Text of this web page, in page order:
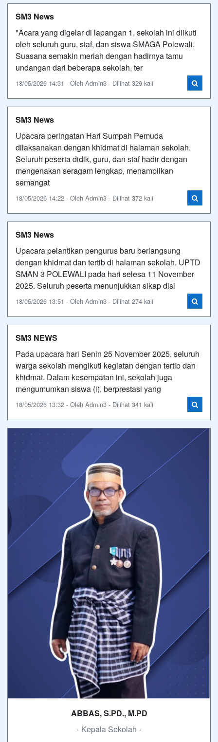
SM3 News
"Acara yang digelar di lapangan 1, sekolah ini diikuti
oleh seluruh guru, staf, dan siswa SMAGA Polewali.
Suasana semakin meriah dengan hadirnya tamu
undangan dari beberapa sekolah, ter
18/05/2026 14:31 - Oleh Admin3 - Dilihat 329 kali
SM3 News
Upacara peringatan Hari Sumpah Pemuda
dilaksanakan dengan khidmat di halaman sekolah.
Seluruh peserta didik, guru, dan staf hadir dengan
mengenakan seragam lengkap, menampilkan
semangat
18/05/2026 14:22 - Oleh Admin3 - Dilihat 372 kali
SM3 News
Upacara pelantikan pengurus baru berlangsung
dengan khidmat dan tertib di halaman sekolah. UPTD
SMAN 3 POLEWALI pada hari selesa 11 November
2025. Seluruh peserta menunjukkan sikap disi
18/05/2026 13:51 - Oleh Admin3 - Dilihat 274 kali
SM3 NEWS
Pada upacara hari Senin 25 November 2025, seluruh
warga sekolah mengikuti kegiatan dengan tertib dan
khidmat. Dalam kesempatan ini, sekolah juga
mengumumkan siswa (i), berprestasi yang
18/05/2026 13:32 - Oleh Admin3 - Dilihat 341 kali
ABBAS, S.PD., M.PD
- Kepala Sekolah -